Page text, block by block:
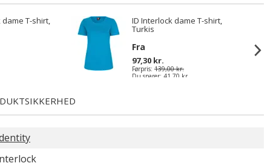
dame T-shirt, ID Interlock dame T-shirt,
Turkis
Fra
97,30 kr.
Førpris: 139,00 kr.
Du sparer: 41,70 kr.